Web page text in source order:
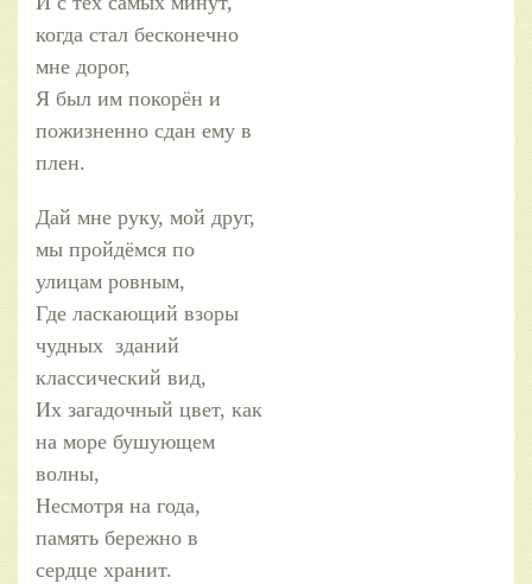
когда стал бесконечно
мне дорог,
Я был им покорён и
пожизненно сдан ему в
плен.
Дай мне руку, мой друг,
мы пройдёмся по
улицам ровным,
Где ласкающий взоры
чудных зданий
классический вид,
Их загадочный цвет, как
на море бушующем
волны,
Несмотря на года,
память бережно в
сердце хранит.